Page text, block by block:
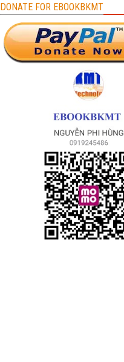
DONATE FOR EBOOKBKMT